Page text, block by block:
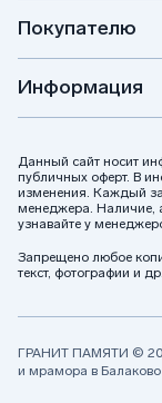
Покупателю
Информация
Данный сайт носит
публичных оферт. В
изменения. Каждый
менеджера. Наличие,
узнавайте у
Запрещено любое
текст, фотографии и др.
ГРАНИТ ПАМЯТИ ©
и мрамора в Балаково